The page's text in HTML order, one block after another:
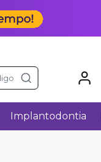
Implantodontia